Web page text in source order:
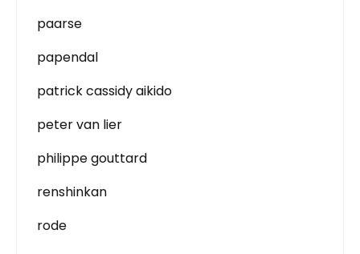
paarse
papendal
patrick cassidy aikido
peter van lier
philippe gouttard
renshinkan
rode